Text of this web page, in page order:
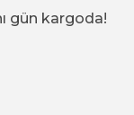
gün kargoda!